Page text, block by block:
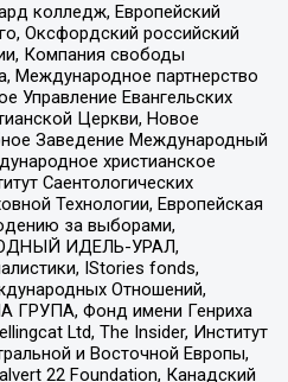
колледж, Европейский
Оксфордский российский
Компания свободы
Международное партнерство
Управление Евангельских
Церкви, Новое
Заведение Международный
христианское
Саентологических
Технологии, Европейская
за выборами,
ИДЕЛЬ-УРАЛ,
IStories fonds,
Отношений,
Фонд имени Генриха
Ltd, The Insider, Институт
и Восточной Европы,
22 Foundation, Канадский